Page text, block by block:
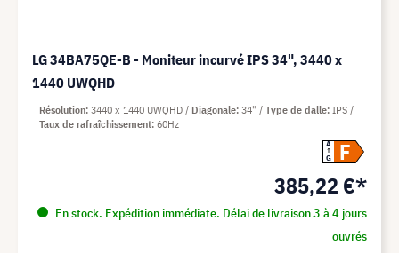
LG 34BA75QE-B - Moniteur incurvé IPS 34", 3440 x
1440 UWQHD
A
G
F
385,22 €*
En stock. Expédition immédiate. Délai de livraison 3 à 4 jours
ouvrés
Résolution 3440 x 1440 UWQHD Diagonale 34" Type de dalle IPS
Taux de rafraîchissement 60Hz